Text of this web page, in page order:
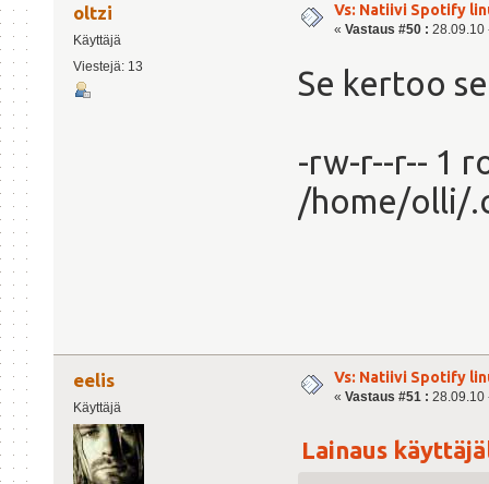
oltzi
Käyttäjä
Viestejä: 13
Vs: Natiivi Spotify
« Vastaus #50 : 28.09.10
Se kertoo
-rw-r--r-- 1
/home/olli/
eelis
Käyttäjä
Vs: Natiivi Spotify
« Vastaus #51 : 28.09.10
Lainaus